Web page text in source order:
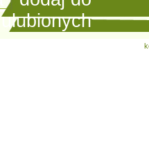
ulubionych